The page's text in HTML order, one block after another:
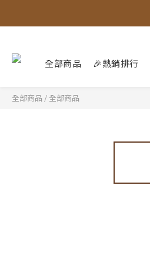
全部商品 🎉熱銷排行
全部商品 / 全部商品